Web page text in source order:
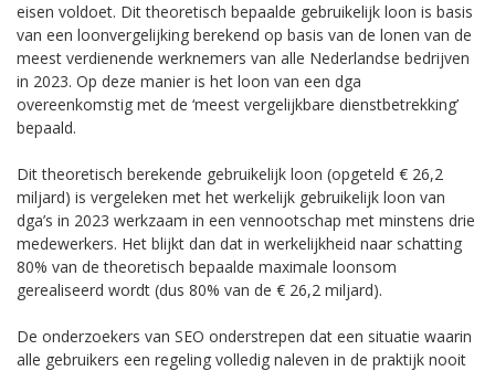
eisen voldoet. Dit theoretisch bepaalde gebruikelijk loon is basis
van een loonvergelijking berekend op basis van de lonen van de
meest verdienende werknemers van alle Nederlandse bedrijven
in 2023. Op deze manier is het loon van een dga
overeenkomstig met de ‘meest vergelijkbare dienstbetrekking’
bepaald.
Dit theoretisch berekende gebruikelijk loon (opgeteld € 26,2
miljard) is vergeleken met het werkelijk gebruikelijk loon van
dga’s in 2023 werkzaam in een vennootschap met minstens drie
medewerkers. Het blijkt dan dat in werkelijkheid naar schatting
80% van de theoretisch bepaalde maximale loonsom
gerealiseerd wordt (dus 80% van de € 26,2 miljard).
De onderzoekers van SEO onderstrepen dat een situatie waarin
alle gebruikers een regeling volledig naleven in de praktijk nooit